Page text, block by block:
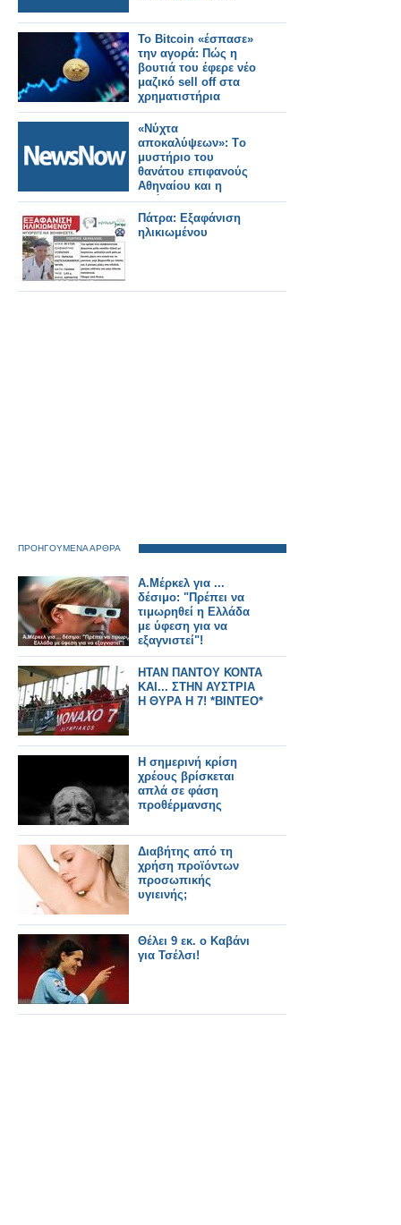
Το Bitcoin «έσπασε»
την αγορά: Πώς η
βουτιά του έφερε νέο
μαζικό sell off στα
χρηματιστήρια
«Νύχτα
αποκαλύψεων»: Tο
μυστήριο του
θανάτου επιφανούς
Αθηναίου και η
υπόθεση του «Dr.
Krueger» στο
μικροσκόπιο...
Πάτρα: Εξαφάνιση
ηλικιωμένου
ΠΡΟΗΓΟΥΜΕΝΑ ΑΡΘΡΑ
Α.Μέρκελ για ...
δέσιμο: "Πρέπει να
τιμωρηθεί η Ελλάδα
με ύφεση για να
εξαγνιστεί"!
ΗΤΑΝ ΠΑΝΤΟΥ ΚΟΝΤΑ
ΚΑΙ... ΣΤΗΝ ΑΥΣΤΡΙΑ
Η ΘΥΡΑ Η 7! *ΒΙΝΤΕΟ*
Η σημερινή κρίση
χρέους βρίσκεται
απλά σε φάση
προθέρμανσης
Διαβήτης από τη
χρήση προϊόντων
προσωπικής
υγιεινής;
Θέλει 9 εκ. ο Καβάνι
για Τσέλσι!